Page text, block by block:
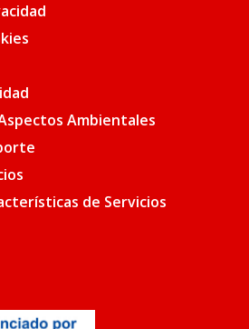
Ambientales
de Servicios